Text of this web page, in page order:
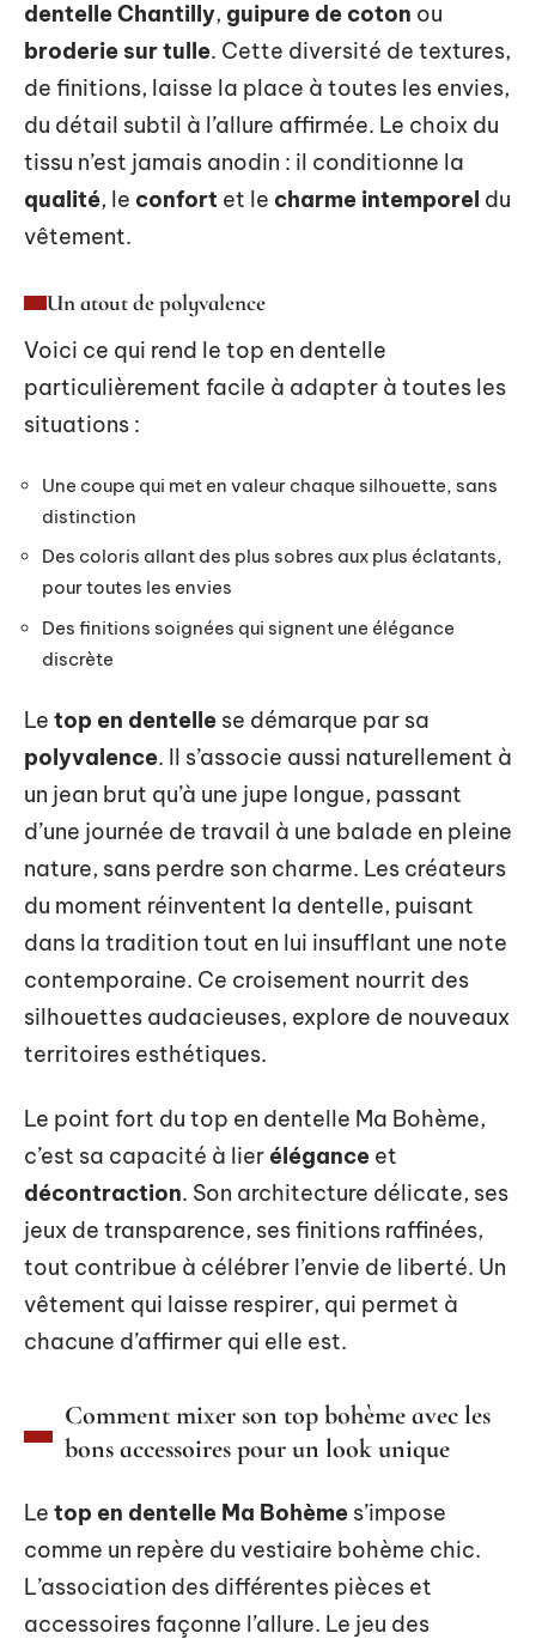
dentelle Chantilly, guipure de coton ou
broderie sur tulle. Cette diversité de textures,
de finitions, laisse la place à toutes les envies,
du détail subtil à l’allure affirmée. Le choix du
tissu n’est jamais anodin : il conditionne la
qualité, le confort et le charme intemporel du
vêtement.
Un atout de polyvalence
Voici ce qui rend le top en dentelle
particulièrement facile à adapter à toutes les
situations :
Une coupe qui met en valeur chaque silhouette, sans
distinction
Des coloris allant des plus sobres aux plus éclatants,
pour toutes les envies
Des finitions soignées qui signent une élégance
discrète
Le top en dentelle se démarque par sa
polyvalence. Il s’associe aussi naturellement à
un jean brut qu’à une jupe longue, passant
d’une journée de travail à une balade en pleine
nature, sans perdre son charme. Les créateurs
du moment réinventent la dentelle, puisant
dans la tradition tout en lui insufflant une note
contemporaine. Ce croisement nourrit des
silhouettes audacieuses, explore de nouveaux
territoires esthétiques.
Le point fort du top en dentelle Ma Bohème,
c’est sa capacité à lier élégance et
décontraction. Son architecture délicate, ses
jeux de transparence, ses finitions raffinées,
tout contribue à célébrer l’envie de liberté. Un
vêtement qui laisse respirer, qui permet à
chacune d’affirmer qui elle est.
Comment mixer son top bohème avec les
bons accessoires pour un look unique
Le top en dentelle Ma Bohème s’impose
comme un repère du vestiaire bohème chic.
L’association des différentes pièces et
accessoires façonne l’allure. Le jeu des